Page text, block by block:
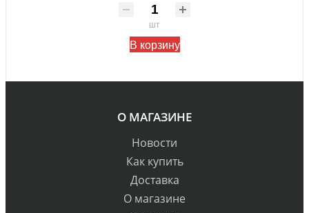
шт
В корзину
О МАГАЗИНЕ
Новости
Как купить
Доставка
О магазине